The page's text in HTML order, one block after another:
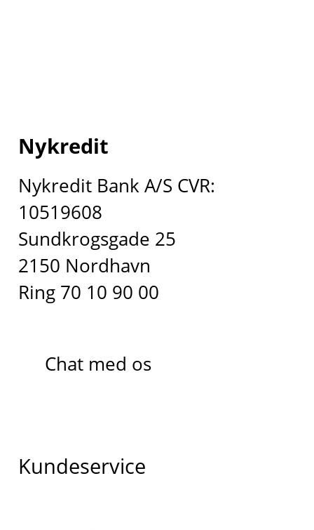
Nykredit
Nykredit Bank A/S CVR:
10519608
Sundkrogsgade 25
2150 Nordhavn
Ring 70 10 90 00
Chat med os
Kundeservice